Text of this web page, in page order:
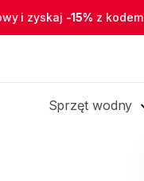
i zyskaj -15% z kodem
Sprzęt wodny